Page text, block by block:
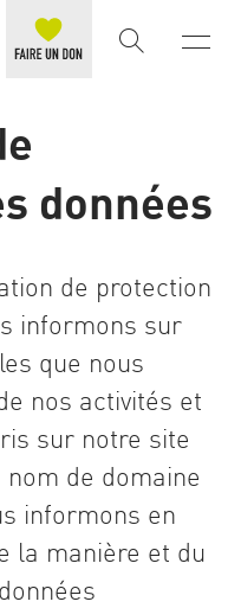
données
de protection
informons sur
que nous
nos activités et
sur notre site
de domaine
informons en
la manière et du